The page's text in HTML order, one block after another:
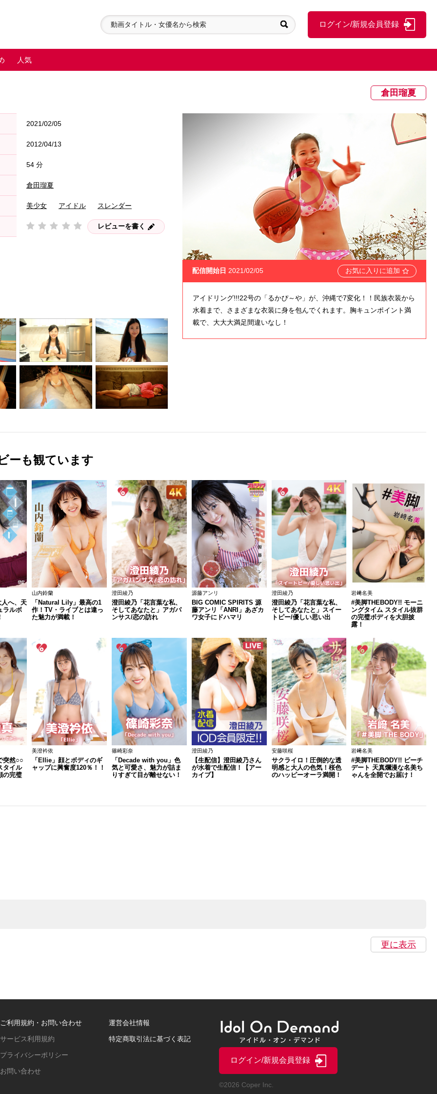
ログイン/新規会員登録
人気
倉田瑠夏
2021/02/05
2012/04/13
54 分
倉田瑠夏
美少女 アイドル スレンダー
レビューを書く
配信開始日 2021/02/05 お気に入りに追加
アイドリング!!!22号の「るかぴ～や」が、沖縄で7変化！！民族衣装から
水着まで、さまざまな衣装に身を包んでくれます。胸キュンポイント満
載で、大大大満足間違いなし！
ーも観ています
へ、天
ラルボ
山内鈴蘭
「Natural Lily」最高の1
作！TV・ライブとは違っ
た魅力が満載！
澄田綾乃
澄田綾乃「花言葉な私、
そしてあなたと」アガパ
ンサス/恋の訪れ
源藤アンリ
BIG COMIC SPIRITS 源
藤アンリ「ANRI」あざカ
ワ女子にドハマリ
澄田綾乃
澄田綾乃「花言葉な私、
そしてあなたと」スイー
トピー/優しい思い出
岩﨑名美
#美脚THEBODY!! モーニ
ングタイム スタイル抜群
の完璧ボディを大胆披
露！
突然○○
タイル
の完璧
美澄衿依
「Ellie」顔とボディのギ
ャップに興奮度120％！！
篠崎彩奈
「Decade with you」色
気と可愛さ、魅力が詰ま
りすぎて目が離せない！
澄田綾乃
【生配信】澄田綾乃さん
が水着で生配信！【アー
カイブ】
安藤咲桜
サクライロ！圧倒的な透
明感と大人の色気！桜色
のハッピーオーラ満開！
岩﨑名美
#美脚THEBODY!! ビーチ
デート 天真爛漫な名美ち
ゃんを全開でお届け！
更に表示
ご利用規約・お問い合わせ
サービス利用規約
プライバシーポリシー
お問い合わせ
運営会社情報
特定商取引法に基づく表記
ログイン/新規会員登録
©2026 Coper Inc.